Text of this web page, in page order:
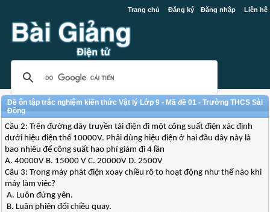
Trang chủ Đăng ký Đăng nhập Liên hệ
Đề ôn tập trắc nghiệm kiến thức Vật lý Lớp 9 - Mã đề 01 - Trường THCS Sài
Đồng
Câu 2: Trên đường dây truyền tải điện đi một công suất điện xác định
dưới hiệu điện thế 10000V. Phải dùng hiệu điện ở hai đầu dây này là
bao nhiêu để công suất hao phí giảm đi 4 lần
A. 40000V B. 15000 V C. 20000V D. 2500V
Câu 3: Trong máy phát điện xoay chiều rô to hoạt động như thế nào khi
máy làm việc?
A. Luôn đứng yên.
B. Luân phiên đổi chiều quay.